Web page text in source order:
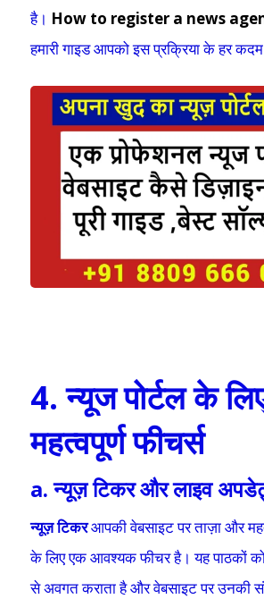
है। How to register a news
हमारी गाइड आपको इस प्रक्रिया के हर
4. न्यूज पोर्टल के
महत्वपूर्ण फीचर्स
a. न्यूज़ टिकर और लाइव
न्यूज़ टिकरआपकी वेबसाइट पर ताज़ा और
के लिए एक आवश्यक फीचर है। यह पाठकों
से अवगत कराता है और वेबसाइट पर उनकी